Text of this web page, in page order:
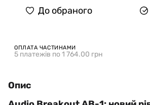
До обраного
ОПЛАТА ЧАСТИНАМИ
5 платежів по 1 764.00 грн
Опис